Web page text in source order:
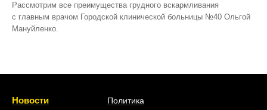
Рассмотрим все преимущества грудного вскармливания
с главным врачом Городской клинической больницы №40 Ольгой
Мануйленко.
Новости
Политика